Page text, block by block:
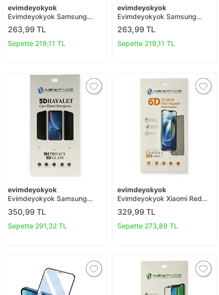
evimdeyokyok
Evimdeyokyok Samsung
Galaxy S23 Fe 3d Antistatik
Mat Seramik Nano Ekran
Koruyucu T20
263,99 TL
Sepette 219,11 TL
evimdeyokyok
Evimdeyokyok Samsung
Galaxy M52 5g 5d Eko Cam
Ekran Koruyucu T20
263,99 TL
Sepette 219,11 TL
evimdeyokyok
Evimdeyokyok Samsung
Galaxy M52 5g 5d Hayalet
Cam Ekran Koruyucu T20
350,99 TL
Sepette 291,32 TL
evimdeyokyok
Evimdeyokyok Xiaomi Redmi
Note 8 6d Mat Seramik
Hayalet Nano Ekran
Koruyucu T20
329,99 TL
Sepette 273,89 TL